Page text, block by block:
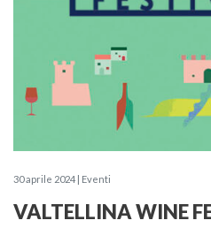
30 aprile 2024 | Eventi
VALTELLINA WINE